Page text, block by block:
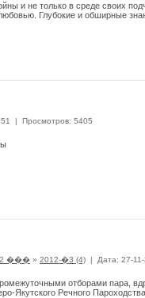
и не только в среде своих
Глубокие и обширные
| Просмотров: 5405
��� » 2012-�3 (4) | Дата: 27-
отборами пара,
Якутского Речного Пароходства